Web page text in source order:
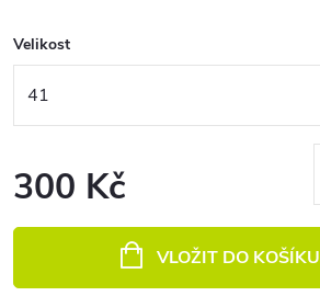
Velikost
300 Kč
VLOŽIT DO KOŠÍKU